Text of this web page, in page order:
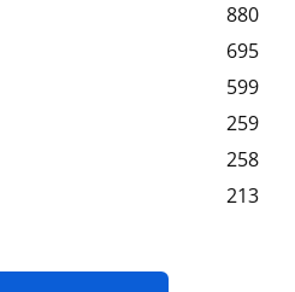
880
695
599
259
258
213